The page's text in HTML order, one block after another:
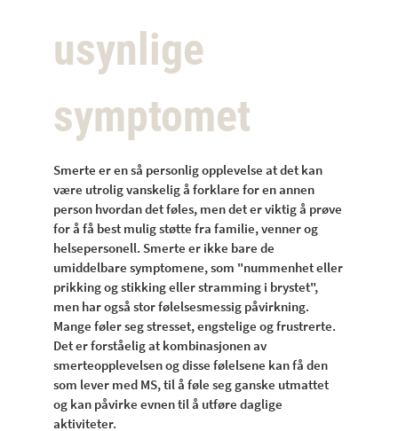
usynlige
symptomet
Smerte er en så personlig opplevelse at det kan
være utrolig vanskelig å forklare for en annen
person hvordan det føles, men det er viktig å prøve
for å få best mulig støtte fra familie, venner og
helsepersonell. Smerte er ikke bare de
umiddelbare symptomene, som "nummenhet eller
prikking og stikking eller stramming i brystet",
men har også stor følelsesmessig påvirkning.
Mange føler seg stresset, engstelige og frustrerte.
Det er forståelig at kombinasjonen av
smerteopplevelsen og disse følelsene kan få den
som lever med MS, til å føle seg ganske utmattet
og kan påvirke evnen til å utføre daglige
aktiviteter.